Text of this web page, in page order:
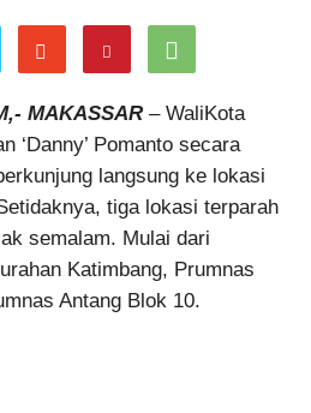
MAKASSAR – WaliKota
‘Danny’ Pomanto secara
langsung ke lokasi
tiga lokasi terparah
semalam. Mulai dari
Katimbang, Prumnas
Antang Blok 10.